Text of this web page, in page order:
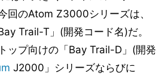
回のAtom Z3000シリーズは、
Trail-T」(開発コード名)だ。
ップ向けの「Bay Trail-D」(開発
J2000」シリーズならびに